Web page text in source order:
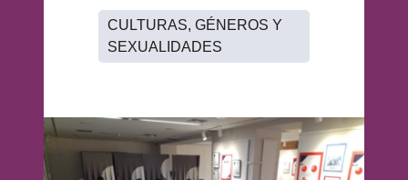
CULTURAS, GÉNEROS Y
SEXUALIDADES